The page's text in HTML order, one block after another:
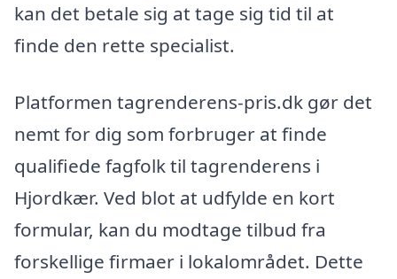
kan det betale sig at tage sig tid til at
finde den rette specialist.
Platformen tagrenderens-pris.dk gør det
nemt for dig som forbruger at finde
qualifiede fagfolk til tagrenderens i
Hjordkær. Ved blot at udfylde en kort
formular, kan du modtage tilbud fra
forskellige firmaer i lokalområdet. Dette